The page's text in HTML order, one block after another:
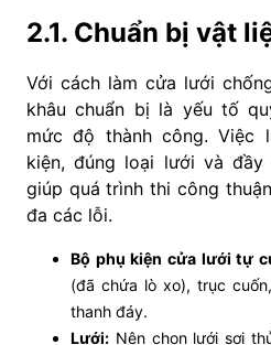
2.1. Chuẩn bị vật
Với cách làm cửa lưới
khâu chuẩn bị là yếu tố
mức độ thành công. Việc
kiện, đúng loại lưới và
giúp quá trình thi công
đa các lỗi.
Bộ phụ kiện cửa lưới tự
(đã chứa lò xo), trục
thanh đáy.
Lưới: Nên chọn lưới sợi